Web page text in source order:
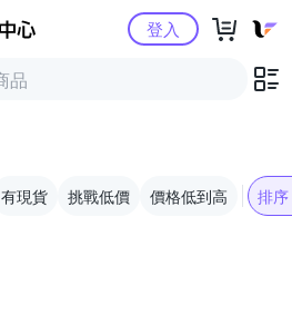
Yahoo購物中心登入
有現貨 挑戰低價 價格低到高 排序